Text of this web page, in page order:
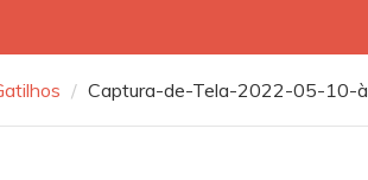
Captura-de-Tela-2022-05-10-